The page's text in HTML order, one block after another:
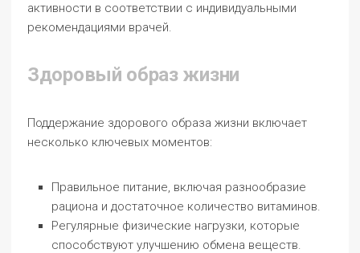
активности в соответствии с индивидуальными
рекомендациями врачей.
Здоровый образ жизни
Поддержание здорового образа жизни включает
несколько ключевых моментов:
Правильное питание, включая разнообразие
рациона и достаточное количество витаминов.
Регулярные физические нагрузки, которые
способствуют улучшению обмена веществ.